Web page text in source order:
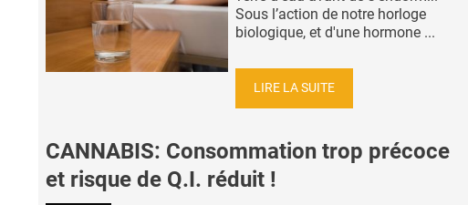
Sous l’action de notre horloge
biologique, et d'une hormone ...
LIRE LA SUITE
CANNABIS: Consommation trop précoce
et risque de Q.I. réduit !